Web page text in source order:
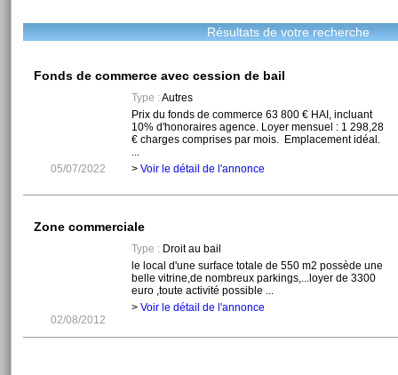
Résultats de votre recherche
Fonds de commerce avec cession de bail
05/07/2022
Type :Autres
Prix du fonds de commerce 63 800 € HAI, incluant
10% d'honoraires agence. Loyer mensuel : 1 298,28
€ charges comprises par mois. Emplacement idéal.
...
> Voir le détail de l'annonce
Zone commerciale
02/08/2012
Type :Droit au bail
le local d'une surface totale de 550 m2 possède une
belle vitrine,de nombreux parkings,...loyer de 3300
euro ,toute activité possible ...
> Voir le détail de l'annonce